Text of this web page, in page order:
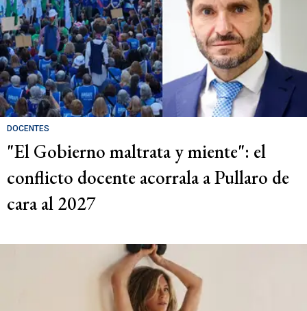
DOCENTES
"El Gobierno maltrata y miente": el
conflicto docente acorrala a Pullaro de
cara al 2027